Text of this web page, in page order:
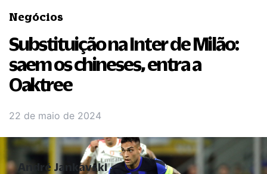
Negócios
Substituição na Inter de Milão:
saem os chineses, entra a
Oaktree
22 de maio de 2024
André Jankavski